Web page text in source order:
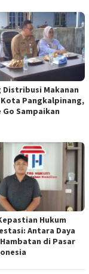
Distribusi Makanan
Pangkalpinang,
Go Sampaikan
Hukum
Antara Daya
di Pasar